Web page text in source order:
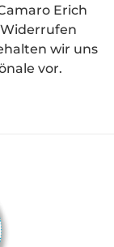
Erich
wir uns
vor.